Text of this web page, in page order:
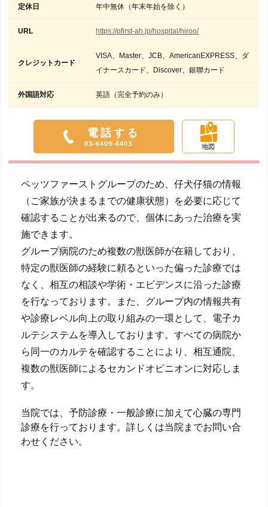
定休日 年中無休（年末年始を除く）
URL https://pfirst-ah.jp/hospital/hiroo/
クレジットカード
VISA、Master、JCB、AmericanEXPRESS、ダ
イナースカード、Discover、銀聯カード
外国語対応 英語（完全予約のみ）
電話する
03-6409-6403 地図
ペッツファーストグループのため、仔犬仔猫の情報
（ご家族が決まるまでの健康状態）を必要に応じて
確認することが出来るので、個体にあった治療を実
施できます。
グループ病院のため複数の獣医師が在籍しており、
特定の獣医師の経験に頼るといった偏った診療では
なく、相互の相談や学術・エビデンスに沿った診療
を行なっております。また、グループ内の情報共有
や診療レベル向上の取り組みの一環として、電子カ
ルテシステムを導入しております。すべての病院か
ら同一のカルテを確認することにより、相互通院、
複数の獣医師によるセカンドオピニオンに対応しま
す。
当院では、予防診療・一般診療に加えて心臓の専門
診療を行っております。詳しくは当院までお問い合
わせください。